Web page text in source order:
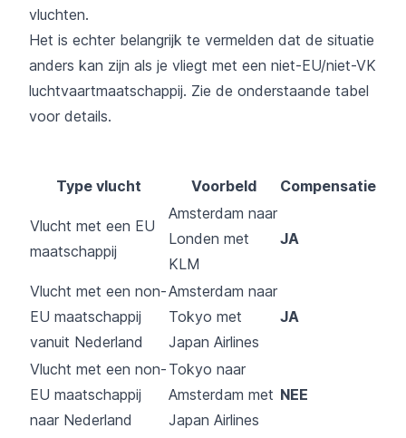
vluchten.
Het is echter belangrijk te vermelden dat de situatie
anders kan zijn als je vliegt met een niet-EU/niet-VK
luchtvaartmaatschappij. Zie de onderstaande tabel
voor details.
Type vlucht Voorbeld Compensatie
Vlucht met een EU
maatschappij
Amsterdam naar
Londen met
KLM
JA
Vlucht met een non-
EU maatschappij
vanuit Nederland
Amsterdam naar
Tokyo met
Japan Airlines
JA
Vlucht met een non-
EU maatschappij
naar Nederland
Tokyo naar
Amsterdam met
Japan Airlines
NEE